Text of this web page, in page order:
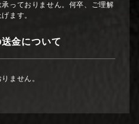
っておりません。何卒、ご理解
ます。
金について
ません。